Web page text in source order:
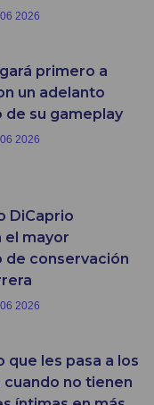
2026
primero a
un adelanto
de su gameplay
2026
DiCaprio
el mayor
de conservación
2026
que les pasa a los
cuando no tienen